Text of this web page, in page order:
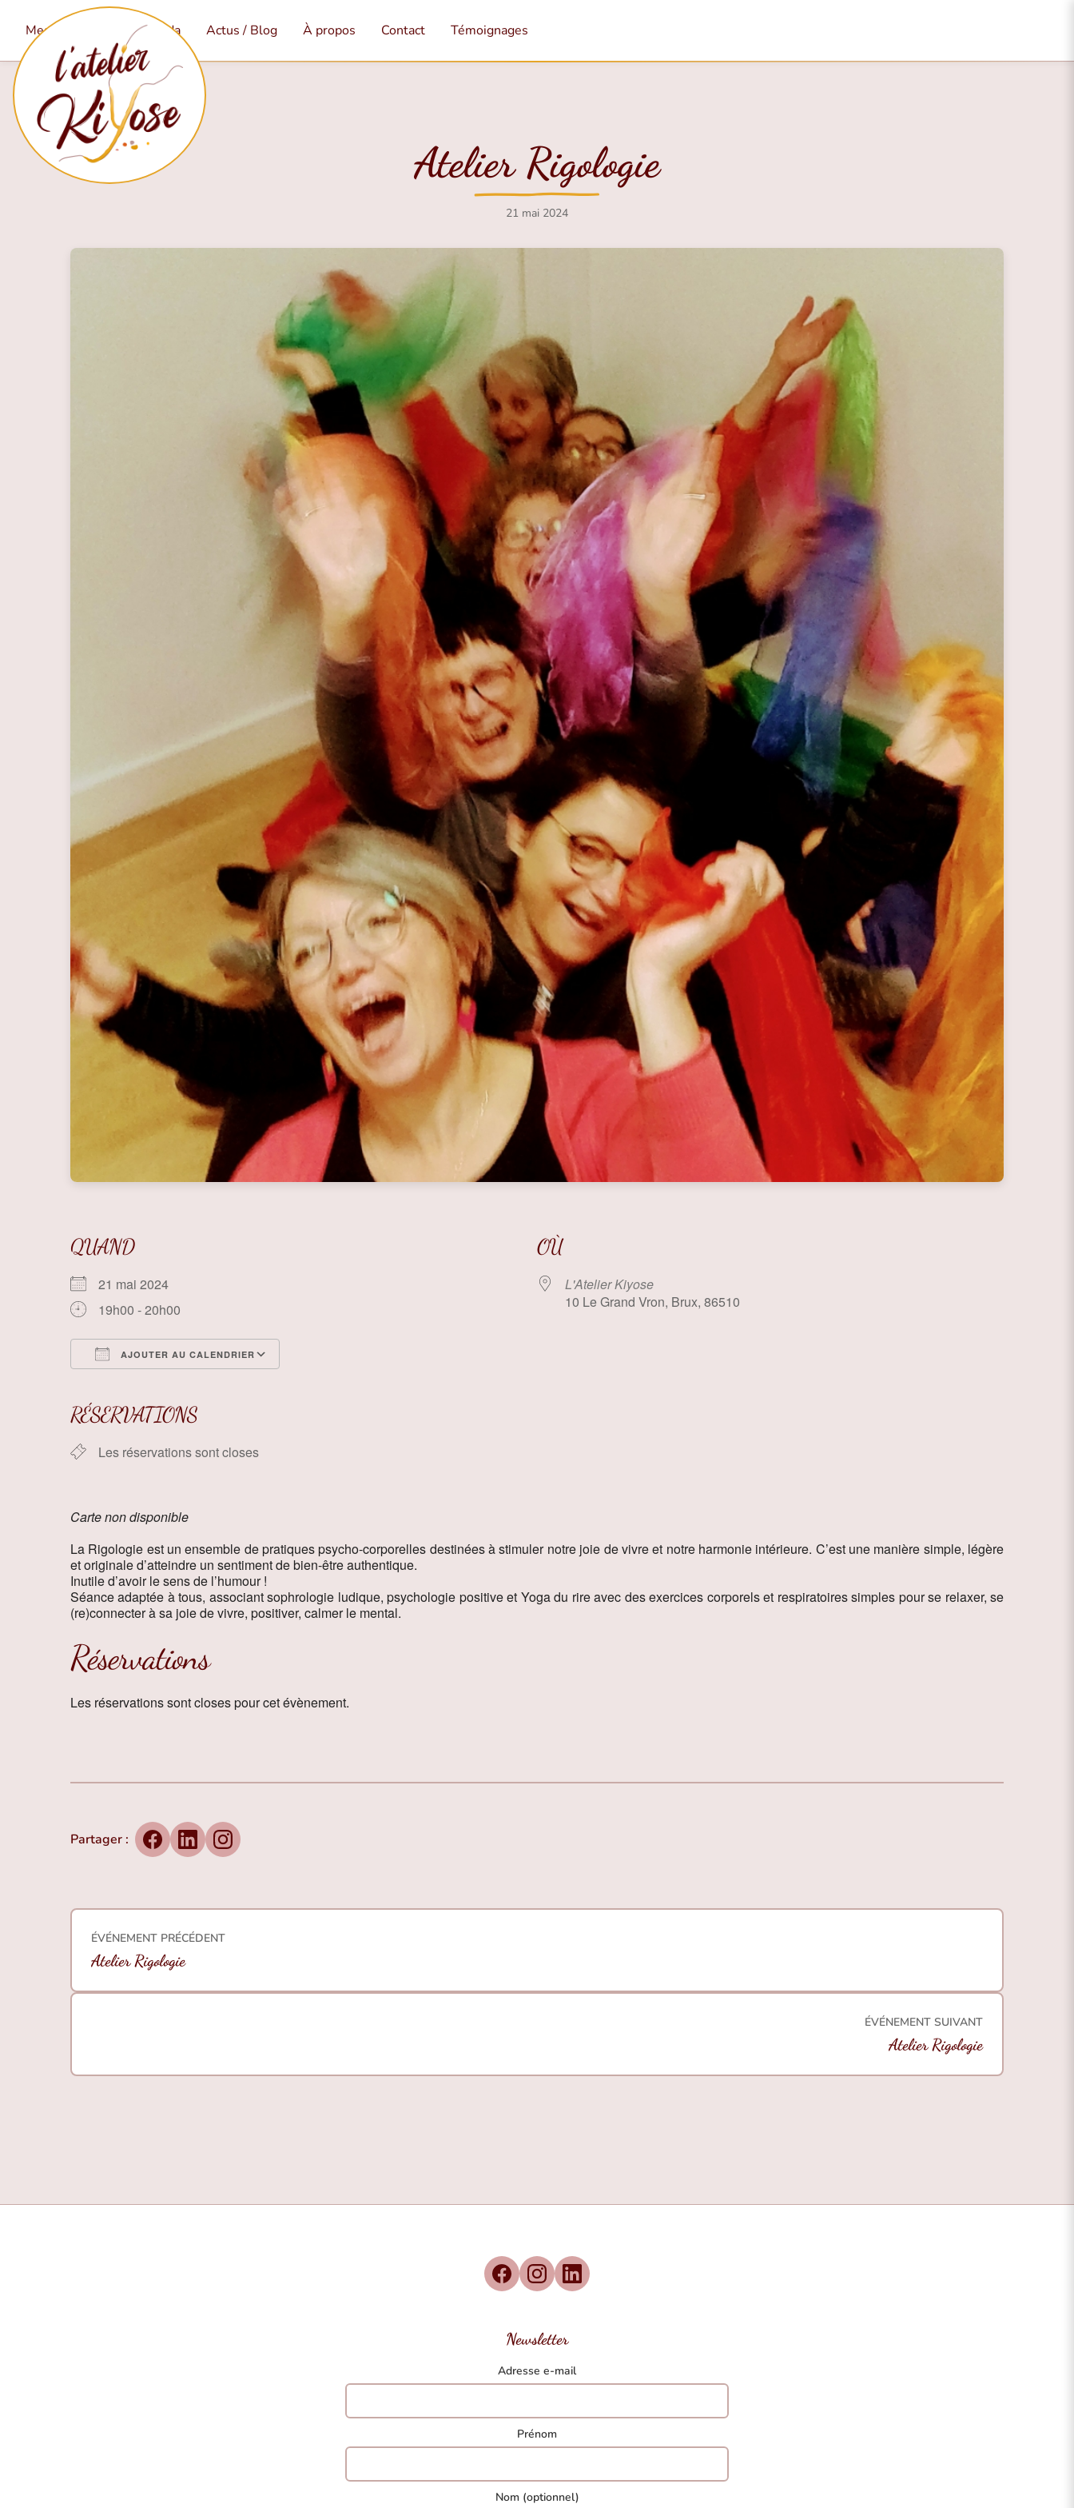
Mes services Agenda Actus / Blog À propos Contact Témoignages
Atelier Rigologie
21 mai 2024
QUAND
21 mai 2024
19h00 - 20h00
AJOUTER AU CALENDRIER
RÉSERVATIONS
Les réservations sont closes
OÙ
L'Atelier Kiyose
10 Le Grand Vron, Brux, 86510
Carte non disponible
La Rigologie est un ensemble de pratiques psycho-corporelles destinées à stimuler notre joie de vivre et notre harmonie intérieure. C’est une manière simple, légère
et originale d’atteindre un sentiment de bien-être authentique.
Inutile d’avoir le sens de l’humour !
Séance adaptée à tous, associant sophrologie ludique, psychologie positive et Yoga du rire avec des exercices corporels et respiratoires simples pour se relaxer, se
(re)connecter à sa joie de vivre, positiver, calmer le mental.
Réservations
Les réservations sont closes pour cet évènement.
Partager :
FacebookLinkedInInstagram
ÉVÉNEMENT PRÉCÉDENT
Atelier Rigologie
ÉVÉNEMENT SUIVANT
Atelier Rigologie
Newsletter
Adresse e-mail
Prénom
Nom (optionnel)